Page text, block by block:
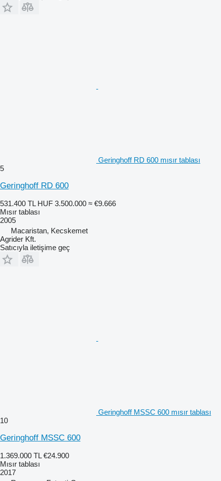
Geringhoff RD 600 mısır tablası
5
Geringhoff RD 600
531.400 TL HUF 3.500.000 ≈ €9.666
Mısır tablası
2005
Macaristan, Kecskemet
Agrider Kft.
Satıcıyla iletişime geç
Geringhoff MSSC 600 mısır tablası
10
Geringhoff MSSC 600
1.369.000 TL €24.900
Mısır tablası
2017